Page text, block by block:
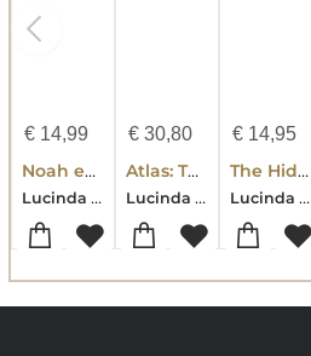
€14,99
Noah en het speurengeltje
Lucinda Riley-Harry Whittaker
€30,80
Atlas: The Story Of Pa Salt
Lucinda Riley-Harry Whittaker
€ 14,95
The Hidden Girl
Lucinda Riley-Harry Whittaker